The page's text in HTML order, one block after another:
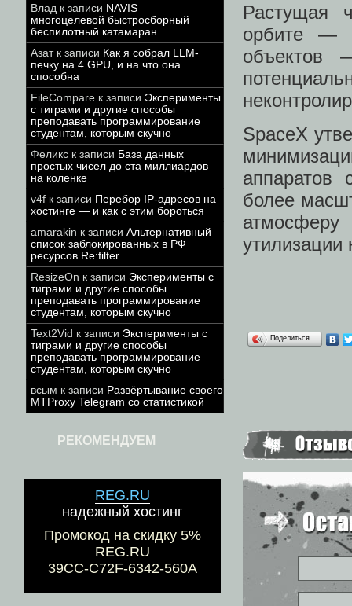
Влад к записи NAVIS —
многоцелевой быстросборный
беспилотный катамаран
Азатк записи Как я собрал LLM-
печку на 4 GPU, и на что она
способна
FileCompare к записи Эксперименты
с тиграми и другие способы
преподавать программирование
студентам, которым скучно
Феликс к записи База данных
простых чисел до ста миллиардов
на коленке
v4f к записи Перебор IP-адресов на
хостинге — и как с этим бороться
amarakin к записи Альтернативный
список заблокированных в РФ
ресурсов Re:filter
ResizeOn к записи Эксперименты с
тиграми и другие способы
преподавать программирование
студентам, которым скучно
Text2Vid к записи Эксперименты с
тиграми и другие способы
преподавать программирование
студентам, которым скучно
всым к записи Развёртывание своего
MTProxy Telegram со статистикой
РЕКОМЕНДУЕМ
REG.RU
надежный хостинг
Промокод на скидку 5%
REG.RU
39CC-C72F-6342-560A
Растущая
орбите —
объектов
SpaceX
более
утилизации
Поделиться…